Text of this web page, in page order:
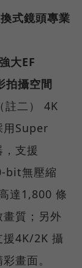
式鏡頭專業
大EF
拍攝空間
註二） 4K
用Super
支援
bit無壓縮
達1,800 條
質；另外
援4K/2K 攝
畫面。